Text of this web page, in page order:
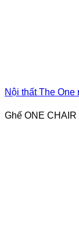
Nội thất The One
Ghế ONE CHAIR